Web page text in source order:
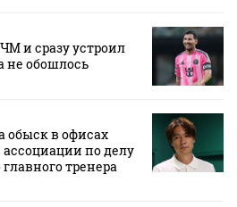
и сразу устроил
не обошлось
обыск в офисах
по делу
тренера